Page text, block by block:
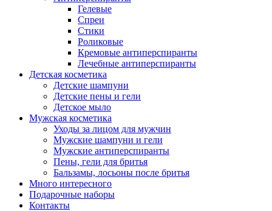
Гелевые
Спреи
Стики
Роликовые
Кремовые антиперспиранты
Лечебные антиперспиранты
Детская косметика
Детские шампуни
Детские пены и гели
Детское мыло
Мужская косметика
Уходы за лицом для мужчин
Мужские шампуни и гели
Мужские антиперспиранты
Пены, гели для бритья
Бальзамы, лосьоны после бритья
Много интересного
Подарочные наборы
Контакты